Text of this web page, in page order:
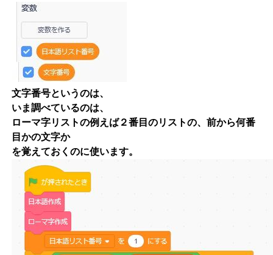
文字番号というのは、
いま調べているのは、
ローマ字リストの例えば２番目のリストの、前から何番
目かの文字か
を覚えておくのに使います。